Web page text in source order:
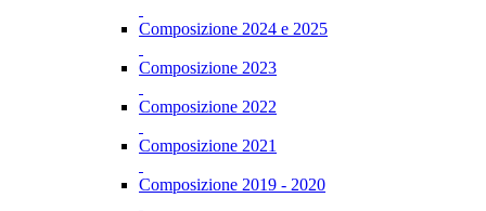
Composizione 2024 e 2025
Composizione 2023
Composizione 2022
Composizione 2021
Composizione 2019 - 2020